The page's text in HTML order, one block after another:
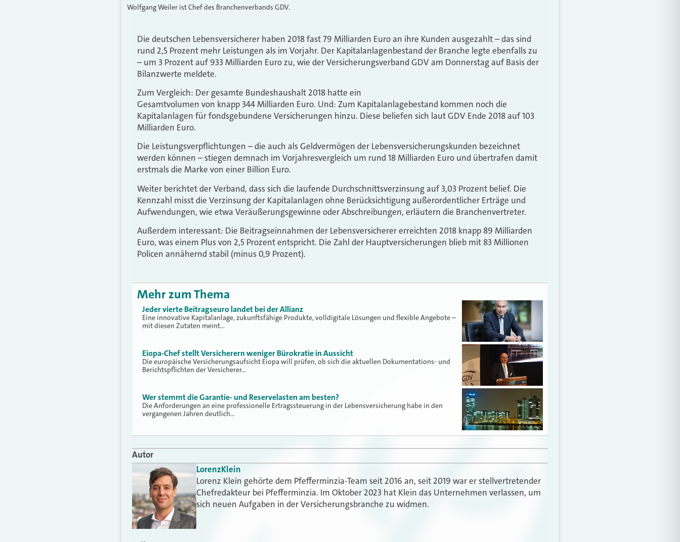
Wolfgang Weiler ist Chef des Branchenverbands GDV.
Die deutschen Lebensversicherer haben 2018 fast 79 Milliarden Euro an ihre Kunden ausgezahlt – das sind
rund 2,5 Prozent mehr Leistungen als im Vorjahr. Der Kapitalanlagenbestand der Branche legte ebenfalls zu
– um 3 Prozent auf 933 Milliarden Euro zu, wie der Versicherungsverband GDV am Donnerstag auf Basis der
Bilanzwerte meldete.
Zum Vergleich: Der gesamte Bundeshaushalt 2018 hatte ein
Gesamtvolumen von knapp 344 Milliarden Euro. Und: Zum Kapitalanlagebestand kommen noch die
Kapitalanlagen für fondsgebundene Versicherungen hinzu. Diese beliefen sich laut GDV Ende 2018 auf 103
Milliarden Euro.
Die Leistungsverpflichtungen – die auch als Geldvermögen der Lebensversicherungskunden bezeichnet
werden können – stiegen demnach im Vorjahresvergleich um rund 18 Milliarden Euro und übertrafen damit
erstmals die Marke von einer Billion Euro.
Weiter berichtet der Verband, dass sich die laufende Durchschnittsverzinsung auf 3,03 Prozent belief. Die
Kennzahl misst die Verzinsung der Kapitalanlagen ohne Berücksichtigung außerordentlicher Erträge und
Aufwendungen, wie etwa Veräußerungsgewinne oder Abschreibungen, erläutern die Branchenvertreter.
Außerdem interessant: Die Beitragseinnahmen der Lebensversicherer erreichten 2018 knapp 89 Milliarden
Euro, was einem Plus von 2,5 Prozent entspricht. Die Zahl der Hauptversicherungen blieb mit 83 Millionen
Policen annähernd stabil (minus 0,9 Prozent).
Mehr zum Thema
Jeder vierte Beitragseuro landet bei der Allianz
Eine innovative Kapitalanlage, zukunftsfähige Produkte, volldigitale Lösungen und flexible Angebote –
mit diesen Zutaten meint…
Eiopa-Chef stellt Versicherern weniger Bürokratie in Aussicht
Die europäische Versicherungsaufsicht Eiopa will prüfen, ob sich die aktuellen Dokumentations- und
Berichtspflichten der Versicherer…
Wer stemmt die Garantie- und Reservelasten am besten?
Die Anforderungen an eine professionelle Ertragssteuerung in der Lebensversicherung habe in den
vergangenen Jahren deutlich…
Autor
LorenzKlein
Lorenz Klein gehörte dem Pfefferminzia-Team seit 2016 an, seit 2019 war er stellvertretender
Chefredakteur bei Pfefferminzia. Im Oktober 2023 hat Klein das Unternehmen verlassen, um
sich neuen Aufgaben in der Versicherungsbranche zu widmen.